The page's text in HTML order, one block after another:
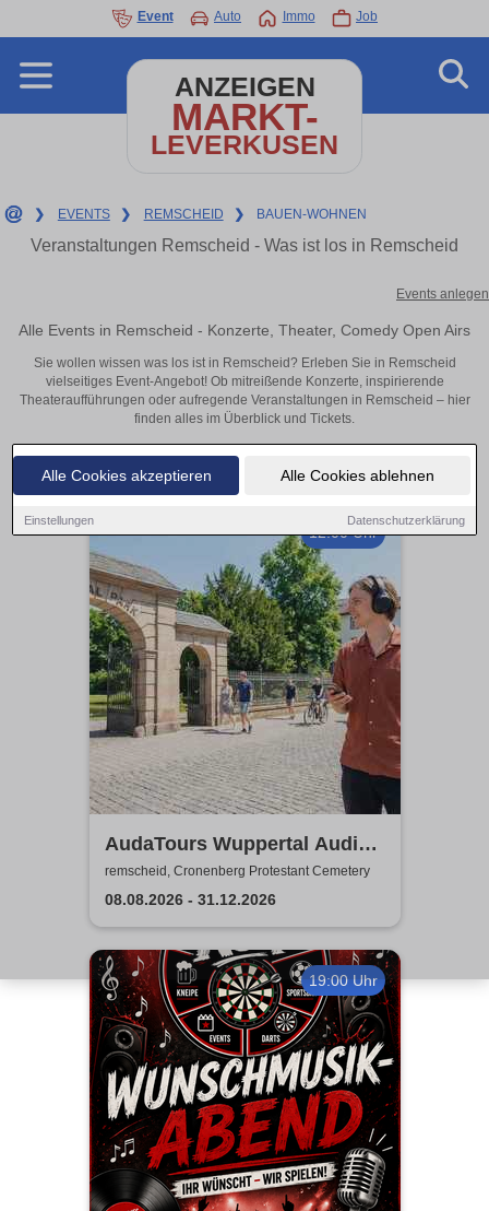
Alle Cookies akzeptieren Alle Cookies ablehnen
Einstellungen Datenschutzerklärung
Event Auto Immo Job
ANZEIGEN
MARKT-
LEVERKUSEN
❯ EVENTS ❯ REMSCHEID ❯ BAUEN-WOHNEN
Veranstaltungen Remscheid - Was ist los in Remscheid
Events anlegen
Alle Events in Remscheid - Konzerte, Theater, Comedy Open Airs
Sie wollen wissen was los ist in Remscheid? Erleben Sie in Remscheid
vielseitiges Event-Angebot! Ob mitreißende Konzerte, inspirierende
Theateraufführungen oder aufregende Veranstaltungen in Remscheid – hier
finden alles im Überblick und Tickets.
12:00 Uhr
AudaTours Wuppertal Audio-
Tour: Cronenberger
Chroniken – Industrie, Glaube
und Erbe
remscheid, Cronenberg Protestant Cemetery
08.08.2026 - 31.12.2026
19:00 Uhr